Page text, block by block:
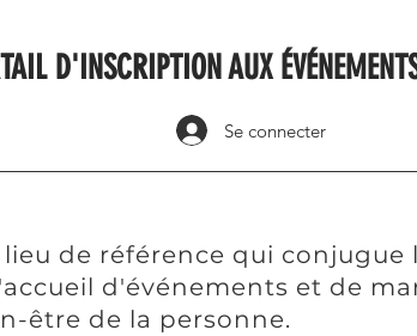
D'INSCRIPTION AUX
Se connecter
de référence qui conjugue
d'événements et de
être de la personne.